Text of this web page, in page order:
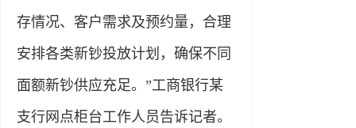
存情况、客户需求及预约量，合理
安排各类新钞投放计划，确保不同
面额新钞供应充足。”工商银行某
支行网点柜台工作人员告诉记者。